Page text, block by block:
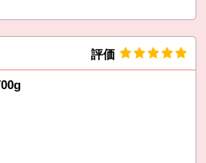
評価